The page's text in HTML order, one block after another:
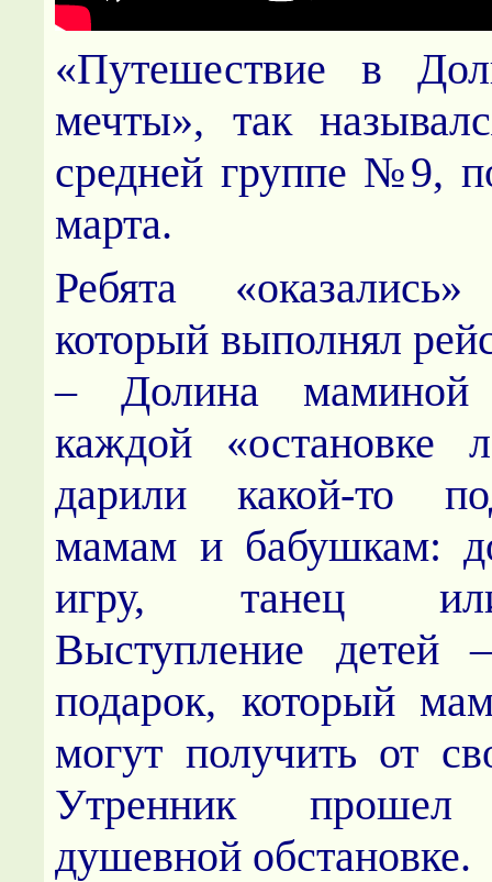
«Путешествие в
мечты», так
средней группе №9,
марта.
Ребята
который выполнял
– Долина
каждой «остановке
дарили какой-то
мамам и бабушкам:
игру, танец
Выступление детей
подарок, который
могут получить от
Утренник
душевной обстановке.